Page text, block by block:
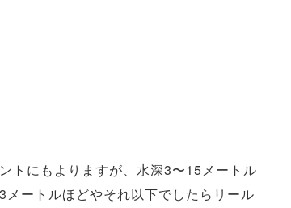
トにもよりますが、水深3〜15メートル
メートルほどやそれ以下でしたらリール